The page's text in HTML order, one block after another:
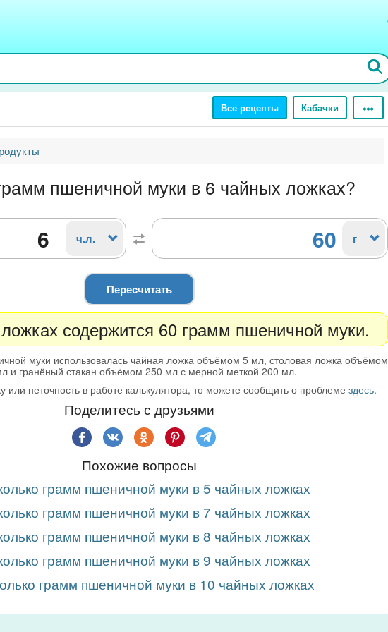
Все рецепты Кабачки
пшеничной муки в 6 чайных ложках?
ч.л. 60 г
Пересчитать
содержится 60 грамм пшеничной муки.
муки использовалась чайная ложка объёмом 5 мл, столовая ложка объёмом
и гранёный стакан объёмом 250 мл с мерной меткой 200 мл.
неточность в работе калькулятора, то можете сообщить о проблеме здесь.
Поделитесь с друзьями
Похожие вопросы
грамм пшеничной муки в 5 чайных ложках
грамм пшеничной муки в 7 чайных ложках
грамм пшеничной муки в 8 чайных ложках
грамм пшеничной муки в 9 чайных ложках
грамм пшеничной муки в 10 чайных ложках